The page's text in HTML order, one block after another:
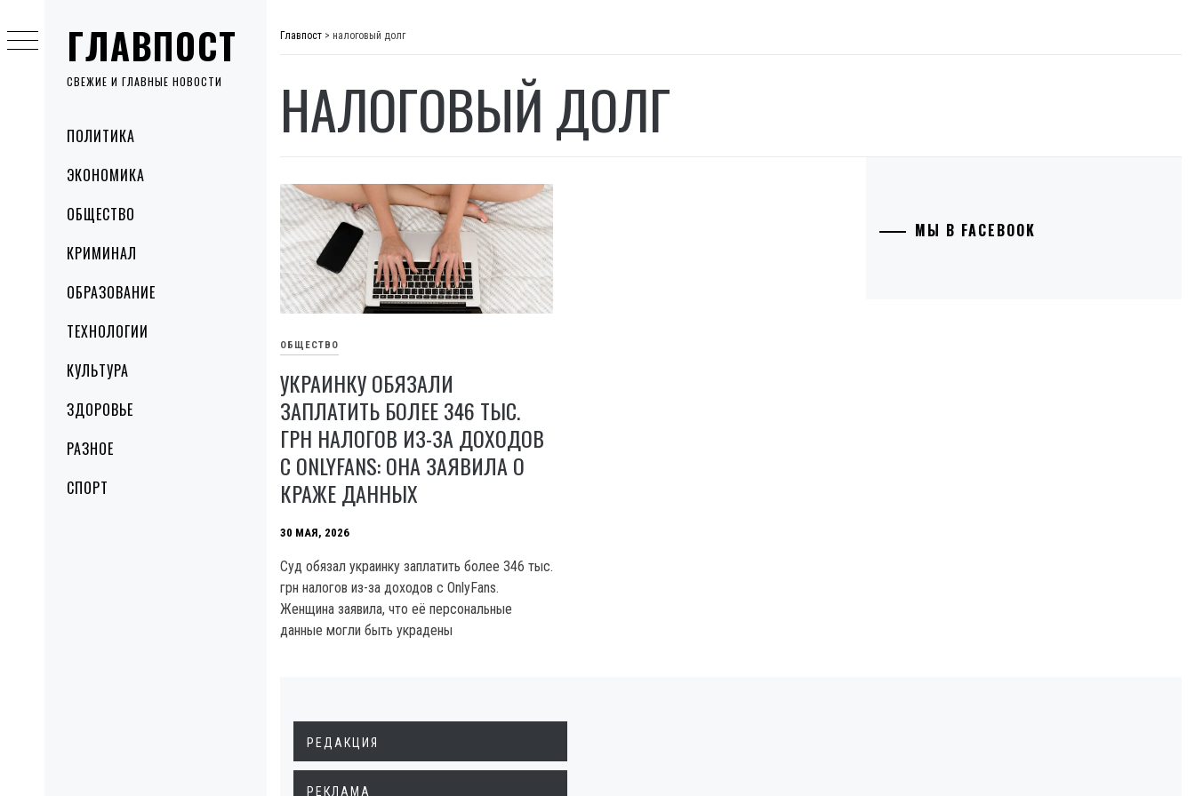
ГЛАВПОСТ
СВЕЖИЕ И ГЛАВНЫЕ НОВОСТИ
MenuПОЛИТИКА
ЭКОНОМИКА
ОБЩЕСТВО
КРИМИНАЛ
ОБРАЗОВАНИЕ
ТЕХНОЛОГИИ
КУЛЬТУРА
ЗДОРОВЬЕ
РАЗНОЕ
СПОРТ
to
content
Главпост > налоговый долг
НАЛОГОВЫЙ ДОЛГ
ОБЩЕСТВО
УКРАИНКУ ОБЯЗАЛИ
ЗАПЛАТИТЬ БОЛЕЕ 346 ТЫС.
ГРН НАЛОГОВ ИЗ-ЗА ДОХОДОВ
С ONLYFANS: ОНА ЗАЯВИЛА О
КРАЖЕ ДАННЫХ
30 МАЯ, 2026
Суд обязал украинку заплатить более 346 тыс.
грн налогов из-за доходов с OnlyFans.
Женщина заявила, что её персональные
данные могли быть украдены
МЫ В FACEBOOK
РЕДАКЦИЯ
РЕКЛАМА